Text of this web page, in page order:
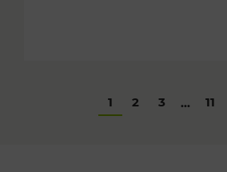
1 2 3 ... 11